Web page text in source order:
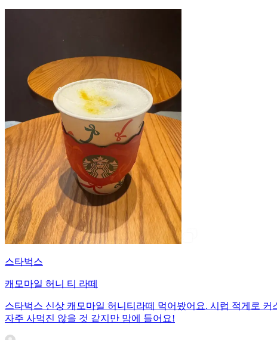
스타벅스
캐모마일 허니 티 라떼
스타벅스 신상 캐모마일 허니티라떼 먹어봤어요. 시럽 적게로
자주 사먹진 않을 것 같지만 맘에 들어요!